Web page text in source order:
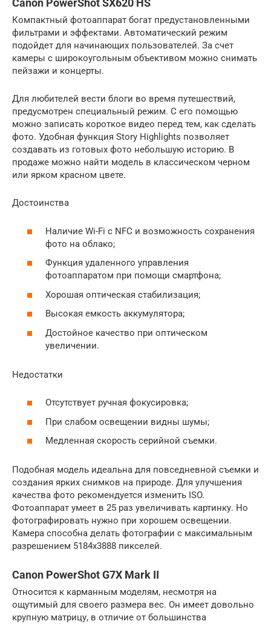
Canon PowerShot SX620 HS
Компактный фотоаппарат богат предустановленными
фильтрами и эффектами. Автоматический режим
подойдет для начинающих пользователей. За счет
камеры с широкоугольным объективом можно снимать
пейзажи и концерты.
Для любителей вести блоги во время путешествий,
предусмотрен специальный режим. С его помощью
можно записать короткое видео перед тем, как сделать
фото. Удобная функция Story Highlights позволяет
создавать из готовых фото небольшую историю. В
продаже можно найти модель в классическом черном
или ярком красном цвете.
Достоинства
Наличие Wi-Fi с NFC и возможность сохранения
фото на облако;
Функция удаленного управления
фотоаппаратом при помощи смартфона;
Хорошая оптическая стабилизация;
Высокая емкость аккумулятора;
Достойное качество при оптическом
увеличении.
Недостатки
Отсутствует ручная фокусировка;
При слабом освещении видны шумы;
Медленная скорость серийной съемки.
Подобная модель идеальна для повседневной съемки и
создания ярких снимков на природе. Для улучшения
качества фото рекомендуется изменить ISO.
Фотоаппарат умеет в 25 раз увеличивать картинку. Но
фотографировать нужно при хорошем освещении.
Камера способна делать фотографии с максимальным
разрешением 5184х3888 пикселей.
Canon PowerShot G7X Mark II
Относится к карманным моделям, несмотря на
ощутимый для своего размера вес. Он имеет довольно
крупную матрицу, в отличие от большинства